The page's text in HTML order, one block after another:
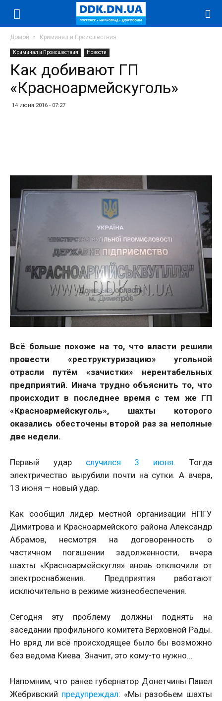
Домой Криминал и Происшествия
Криминал и Происшествия Новости
Как добивают ГП
«Красноармейскуголь»
14 июня 2016 - 07:27
Всё больше похоже на то, что власти решили
провести «реструктуризацию» угольной
отрасли путём «зачистки» нерентабельных
предприятий. Инача трудно объяснить то, что
происходит в последнее время с тем же ГП
«Красноармейскуголь», шахты которого
оказались обесточены второй раз за неполные
две недели.
Первый удар случился 3 июня. Тогда
электричество вырубили почти на сутки. А вчера,
13 июня — новый удар.
Как сообщил лидер местной организации НПГУ
Димитрова и Красноармейского района Александр
Абрамов, несмотря на договоренность о
частичном погашении задолженности, вчера
шахты «Красноармейскугля» вновь отключили от
электроснабжения. Предприятия работают
исключительно в режиме жизнеобеспечения.
Сегодня эту проблему должны поднять на
заседании профильного комитета Верховной Рады.
Но вряд ли всё происходящее было бы возможно
без ведома Киева. Значит, это кому-то нужно…
Напомним, что ранее губернатор Донетчины Павел
Жебривский предупреждал: «Мы разобьем шахты